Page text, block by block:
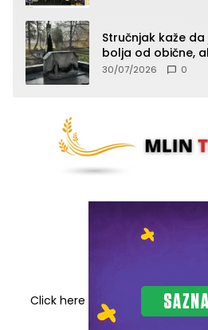
Stručnjak kaže
bolja od obične,
rješenje
30/07/2026 0
Click here